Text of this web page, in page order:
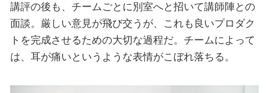
講評の後も、チームごとに別室へと招いて講師陣との
面談。厳しい意見が飛び交うが、これも良いプロダク
トを完成させるための大切な過程だ。チームによって
は、耳が痛いというような表情がこぼれ落ちる。